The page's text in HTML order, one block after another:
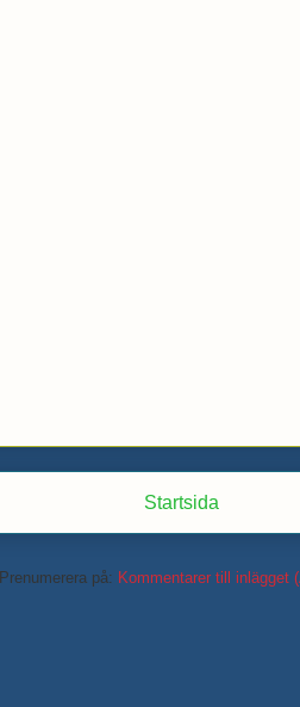
Startsida
Prenumerera på: Kommentarer till inlägget